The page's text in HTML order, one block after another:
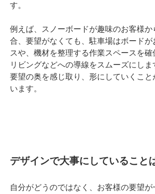
す。
例えば、スノーボードが趣味のお客様
合、要望がなくても、駐車場はボードが
スや、機材を整理する作業スペースを確
リビングなどへの導線をスムーズにしま
要望の奥を感じ取り、形にしていくこと
います。
デザインで大事にしていること
自分がどうのではなく、お客様の要望が